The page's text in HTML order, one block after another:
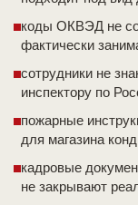
коды ОКВЭД не
фактически
сотрудники не
инспектору по
пожарные
для магазина
кадровые
не закрывают